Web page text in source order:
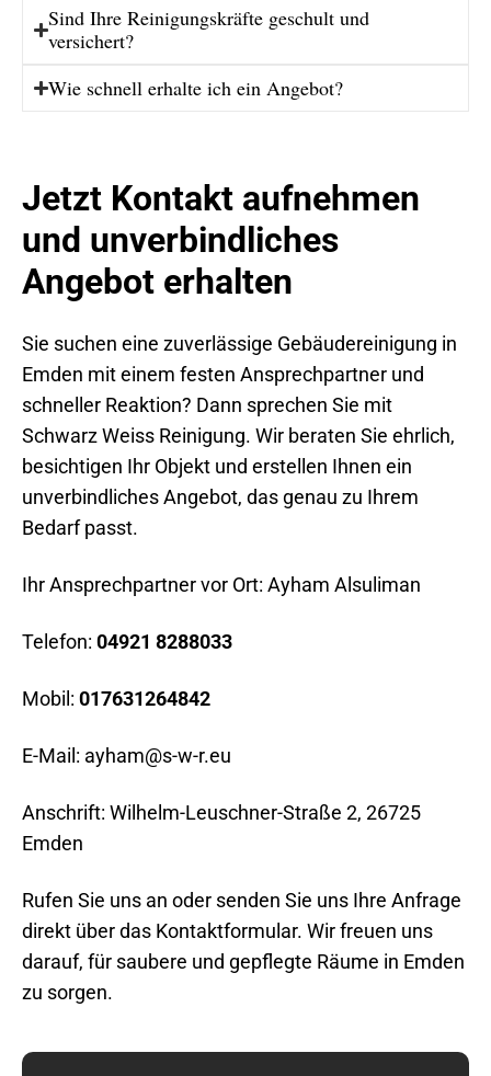
Sind Ihre Reinigungskräfte geschult und
versichert?
Wie schnell erhalte ich ein Angebot?
Jetzt Kontakt aufnehmen
und unverbindliches
Angebot erhalten
Sie suchen eine zuverlässige Gebäudereinigung in
Emden mit einem festen Ansprechpartner und
schneller Reaktion? Dann sprechen Sie mit
Schwarz Weiss Reinigung. Wir beraten Sie ehrlich,
besichtigen Ihr Objekt und erstellen Ihnen ein
unverbindliches Angebot, das genau zu Ihrem
Bedarf passt.
Ihr Ansprechpartner vor Ort: Ayham Alsuliman
Telefon: 04921 8288033
Mobil: 017631264842
E-Mail: ayham@s-w-r.eu
Anschrift: Wilhelm-Leuschner-Straße 2, 26725
Emden
Rufen Sie uns an oder senden Sie uns Ihre Anfrage
direkt über das Kontaktformular. Wir freuen uns
darauf, für saubere und gepflegte Räume in Emden
zu sorgen.